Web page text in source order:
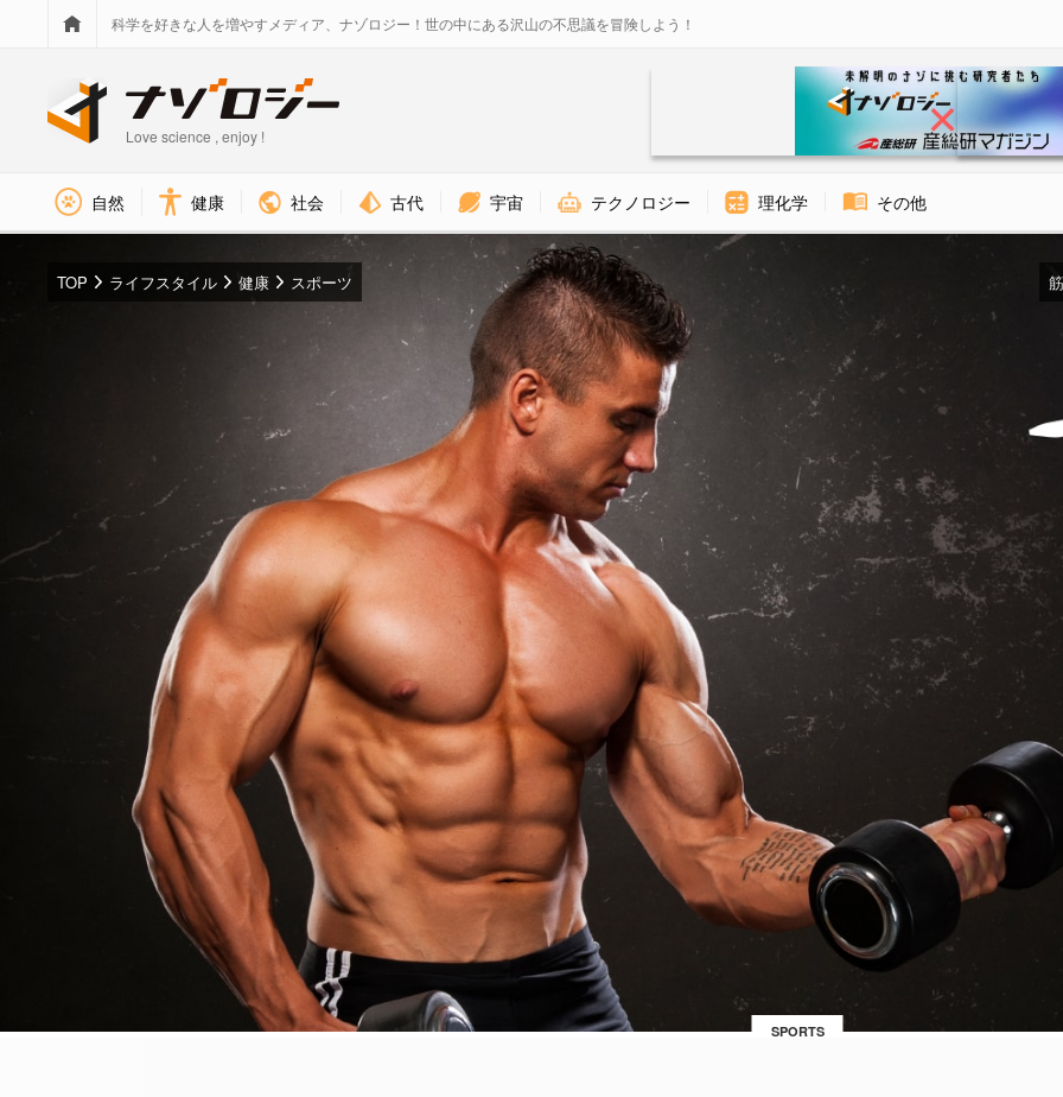
科学を好きな人を増やすメディア、ナゾロジー！世の中にある沢山の不思議を冒険しよう！
Love science , enjoy !
自然 健康 社会 古代 宇宙 テクノロジー 理化学 その他
SPORTS
TOP ライフスタイル 健康 スポーツ